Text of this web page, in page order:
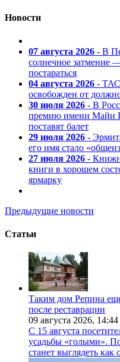
Новости
07 августа 2026 - В
солнечное затмение
постараться
04 августа 2026 -
освобожден от
30 июля 2026 - В
премию имени Майи
поставят балет
29 июля 2026 -
его имя стало
27 июля 2026 -
книги в хорошем
ярмарку
Предыдущие новости
Статьи
Таким дом Репина
после реставрации
09 августа 2026, 14:44
С 15 августа
усадьбы «голыми».
станет выглядеть как